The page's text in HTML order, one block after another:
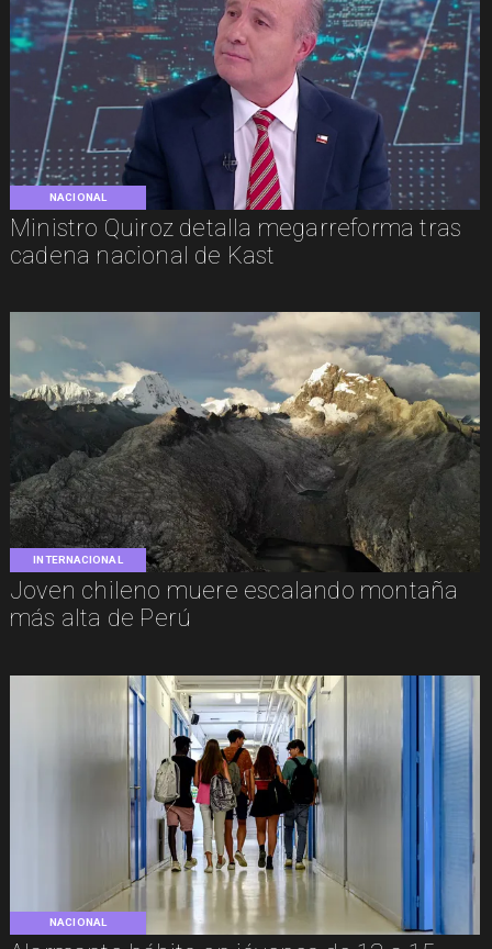
NACIONAL
Ministro Quiroz detalla megarreforma tras
cadena nacional de Kast
INTERNACIONAL
Joven chileno muere escalando montaña
más alta de Perú
NACIONAL